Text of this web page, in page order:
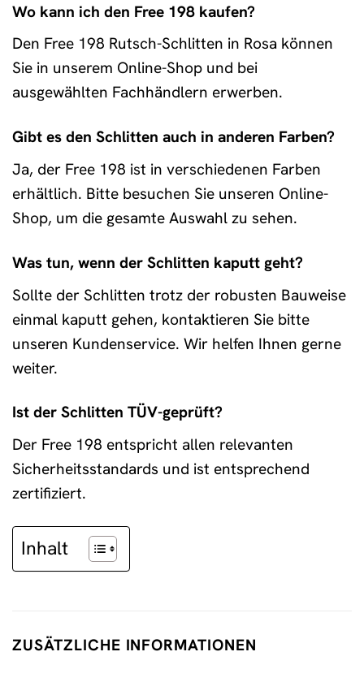
Wo kann ich den Free 198 kaufen?
Den Free 198 Rutsch-Schlitten in Rosa können
Sie in unserem Online-Shop und bei
ausgewählten Fachhändlern erwerben.
Gibt es den Schlitten auch in anderen Farben?
Ja, der Free 198 ist in verschiedenen Farben
erhältlich. Bitte besuchen Sie unseren Online-
Shop, um die gesamte Auswahl zu sehen.
Was tun, wenn der Schlitten kaputt geht?
Sollte der Schlitten trotz der robusten Bauweise
einmal kaputt gehen, kontaktieren Sie bitte
unseren Kundenservice. Wir helfen Ihnen gerne
weiter.
Ist der Schlitten TÜV-geprüft?
Der Free 198 entspricht allen relevanten
Sicherheitsstandards und ist entsprechend
zertifiziert.
Inhalt
ZUSÄTZLICHE INFORMATIONEN